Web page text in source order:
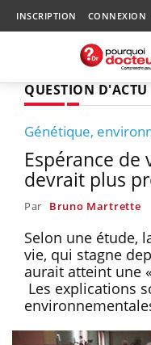
INSCRIPTION CONNEXION
QUESTION D'ACTU
Génétique,
Espérance
devrait plus
Par Bruno Martrette
Selon une étude,
vie, qui stagne
aurait atteint une
Les explications